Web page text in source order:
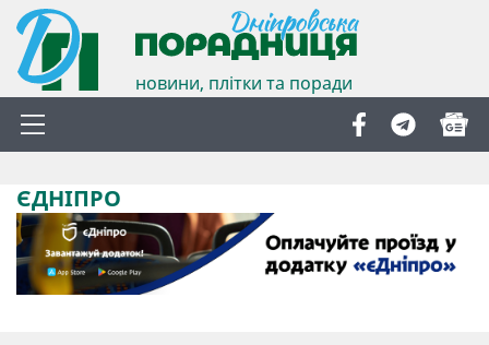
новини, плітки та поради
ЄДНІПРО